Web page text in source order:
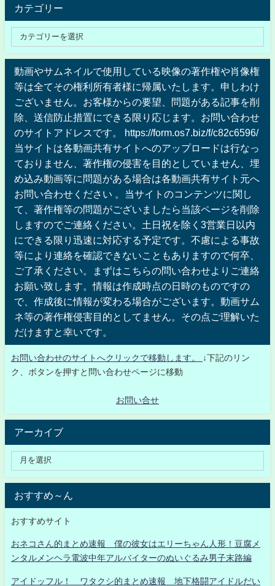
カテゴリー
動画やサムネイルで使用している映像の著作権や肖像権
等は全てその権利所有者様に帰属いたします。申しわけ
ございません。お客様からの要望、問題がある記事を削
除、送信防止措置にできる限り応じます。お問い合わせ
のサイトアドレスです。 https://form.os7.biz/f/c82c6596/
当サイトは各動画共有サイトへのアップロードは行なっ
ておりません、著作権の侵害を目的としていません、埋
め込み動画等に問題がある場合は各動画共有サイト元へ
お問い合わせください 。当サイトのコンテンツに関し
て、著作権等の問題がございましたら当該ページを削除
しますのでご連絡ください。土日祝を除く3営業日以内
にできる限り迅速に対応する予定です。不慮による事故
等により連絡を確認できないこともありますので何卒、
ご了承ください。まずはこちらの問い合わせよりご連絡
お願い致します。情報は作成時点の日時のものですの
で、作成後に情報が変わる場合がございます。動画サム
ネ等の著作権侵害目的としてません。その点ご理解いた
だけますと幸いです。
お問い合わせのサイトへクリックで移動します。
↓下記のリン
ク、ボタンを押すと問い合わせページに移動
お問い合せ
アーカイブ
おすすめ～ん
おすすめサイト
おネコさん的まとめ速報 僕の彼女はエリーちゃん人形！豆腐メ
ンタルメンヘラ電波中年アルバイターのぬいぐるみ男子末路編
アイドッフル！ ワタクシ的まとめ速報 地下格闘アイドルだい